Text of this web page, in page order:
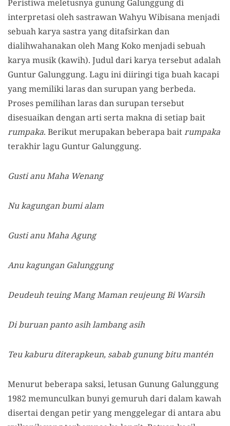
Peristiwa meletusnya gunung Galunggung di
interpretasi oleh sastrawan Wahyu Wibisana menjadi
sebuah karya sastra yang ditafsirkan dan
dialihwahanakan oleh Mang Koko menjadi sebuah
karya musik (kawih). Judul dari karya tersebut adalah
Guntur Galunggung. Lagu ini diiringi tiga buah kacapi
yang memiliki laras dan surupan yang berbeda.
Proses pemilihan laras dan surupan tersebut
disesuaikan dengan arti serta makna di setiap bait
rumpaka. Berikut merupakan beberapa baitrumpaka
terakhir lagu Guntur Galunggung.
Gusti anu Maha Wenang
Nu kagungan bumi alam
Gusti anu Maha Agung
Anu kagungan Galunggung
Deudeuh teuing Mang Maman reujeung Bi Warsih
Di buruan panto asih lambang asih
Teu kaburu diterapkeun, sabab gunung bitu mantén
Menurut beberapa saksi, letusan Gunung Galunggung
1982 memunculkan bunyi gemuruh dari dalam kawah
disertai dengan petir yang menggelegar di antara abu